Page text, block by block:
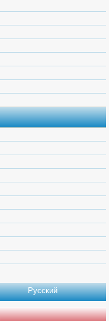
Русский